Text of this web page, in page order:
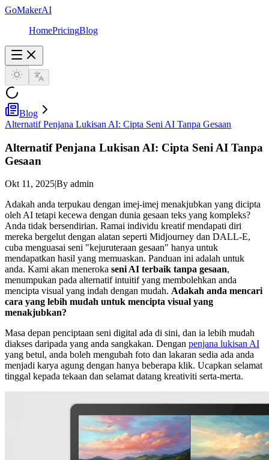
GoMakerAI
HomePricingBlog
Blog
Alternatif Penjana Lukisan AI: Cipta Seni AI Tanpa Gesaan
Alternatif Penjana Lukisan AI: Cipta Seni AI Tanpa
Gesaan
Okt 11, 2025|By admin
Adakah anda terpukau dengan imej-imej menakjubkan yang dicipta
oleh AI tetapi kecewa dengan dunia gesaan teks yang kompleks?
Anda tidak bersendirian. Ramai individu kreatif mendapati diri
mereka bergelut dengan alatan seperti Midjourney dan DALL-E,
cuba menguasai seni "kejuruteraan gesaan" hanya untuk
mendapatkan hasil yang memuaskan. Panduan ini adalah untuk
anda. Kami akan meneroka seni AI terbaik tanpa gesaan,
menumpukan pada alternatif intuitif yang membolehkan anda
mencipta visual yang indah dengan mudah. Adakah anda mencari
cara yang lebih mudah untuk mencipta visual yang
menakjubkan?
Masa depan penciptaan seni digital ada di sini, dan ia lebih mudah
diakses daripada yang anda sangkakan. Dengan penjana lukisan AI
yang betul, anda boleh mengubah foto dan lakaran sedia ada anda
menjadi karya agung dengan hanya beberapa klik. Ucapkan selamat
tinggal kepada tekaan dan selamat datang kreativiti serta-merta.